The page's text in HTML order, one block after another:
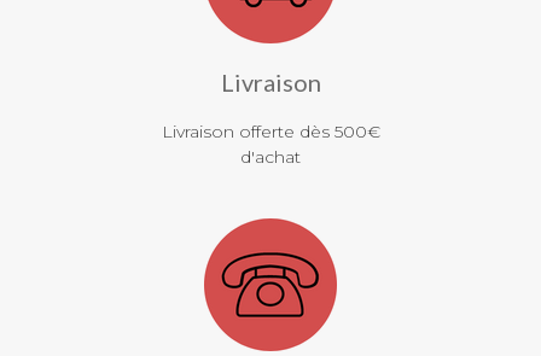
Livraison
Livraison offerte dès 500€
d'achat